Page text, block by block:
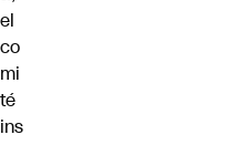
el
co
mi
té
ins